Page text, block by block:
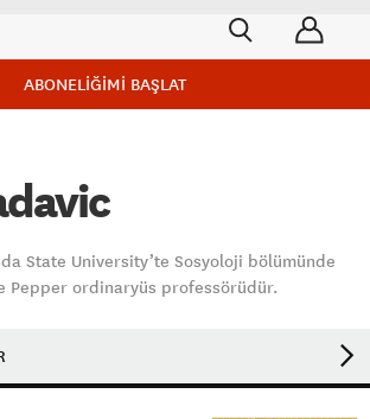
ABONELİĞİMİ BAŞLAT
State University’te Sosyoloji bölümünde
Pepper ordinaryüs professörüdür.